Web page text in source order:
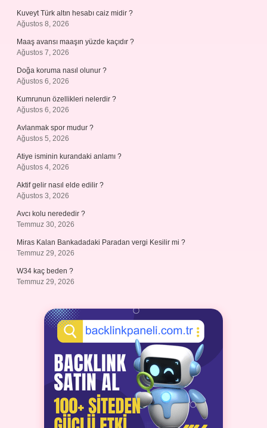
Kuveyt Türk altın hesabı caiz midir ?
Ağustos 8, 2026
Maaş avansı maaşın yüzde kaçıdır ?
Ağustos 7, 2026
Doğa koruma nasıl olunur ?
Ağustos 6, 2026
Kumrunun özellikleri nelerdir ?
Ağustos 6, 2026
Avlanmak spor mudur ?
Ağustos 5, 2026
Atiye isminin kurandaki anlamı ?
Ağustos 4, 2026
Aktif gelir nasıl elde edilir ?
Ağustos 3, 2026
Avcı kolu nerededir ?
Temmuz 30, 2026
Miras Kalan Bankadadaki Paradan vergi Kesilir mi ?
Temmuz 29, 2026
W34 kaç beden ?
Temmuz 29, 2026